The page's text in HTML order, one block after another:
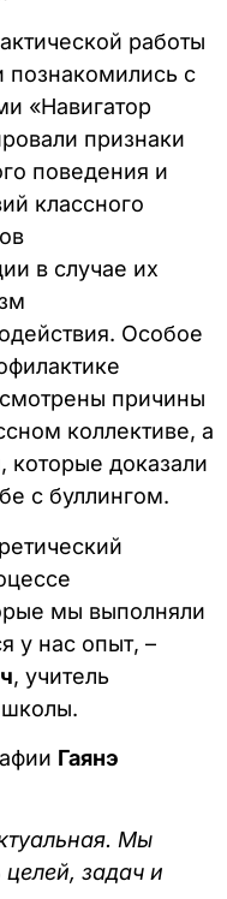
работы
с
«Навигатор
признаки
поведения и
классного
в случае их
Особое
причины
коллективе, а
которые доказали
с буллингом.
мы выполняли
у нас опыт, –
, учитель
Гаянэ
Мы
задач и